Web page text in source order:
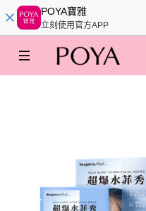
POYA寶雅
立刻使用官方APP